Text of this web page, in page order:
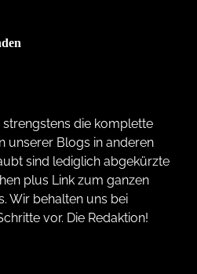
die komplette
unserer Blogs in anderen
sind lediglich abgekürzte
plus Link zum ganzen
Wir behalten uns bei
vor. Die Redaktion!